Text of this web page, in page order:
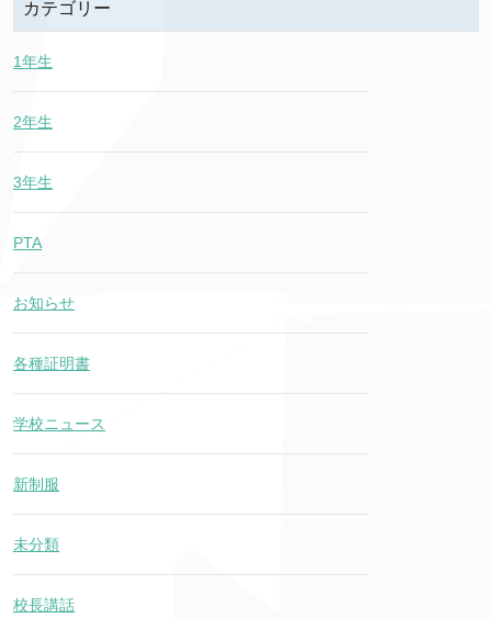
カテゴリー
1年生
2年生
3年生
PTA
お知らせ
各種証明書
学校ニュース
新制服
未分類
校長講話